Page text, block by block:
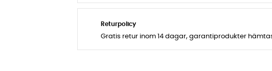
Returpolicy
Gratis retur inom 14 dagar, garantiprodukter